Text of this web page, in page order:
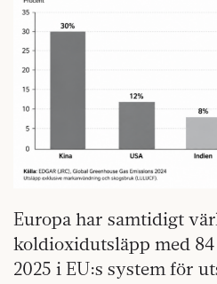
Europa har samtidigt
koldioxidutsläpp med
2025 i EU:s system för